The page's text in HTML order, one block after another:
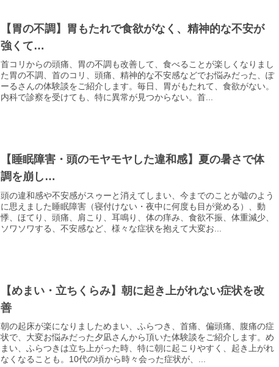
【胃の不調】胃もたれで食欲がなく、精神的な不安が
強くて…
首コリからの頭痛、胃の不調も改善して、食べることが楽しくなりまし
た胃の不調、首のコリ、頭痛、精神的な不安感などでお悩みだった、ぽ
ーるさんの体験談をご紹介します。毎日、胃がもたれて、食欲がない。
内科で診察を受けても、特に異常が見つからない。首...
【睡眠障害・頭のモヤモヤした違和感】夏の暑さで体
調を崩し…
頭の違和感や不安感がスゥーと消えてしまい、今までのことが嘘のよう
に思えました睡眠障害（寝付けない・夜中に何度も目が覚める）、動
悸、ほてり、頭痛、肩こり、耳鳴り、体の痒み、食欲不振、体重減少、
ソワソワする、不安感など、様々な症状を抱えて大変お...
【めまい・立ちくらみ】朝に起き上がれない症状を改
善
朝の起床が楽になりましためまい、ふらつき、首痛、偏頭痛、腹痛の症
状で、大変お悩みだった夕凪さんから頂いた体験談をご紹介します。め
まい、ふらつきは立ち上がった時、特に朝に起こりやすく、起き上がれ
なくなることも。10代の頃から時々会った症状が、...